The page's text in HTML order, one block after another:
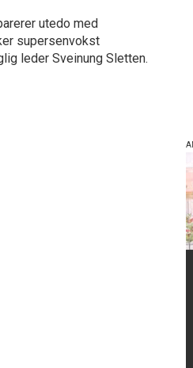
utedo med
supersenvokst
leder Sveinung Sletten.